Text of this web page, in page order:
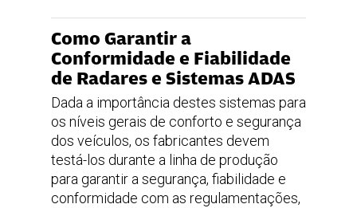
Como Garantir a
Conformidade e Fiabilidade
de Radares e Sistemas ADAS
Dada a importância destes sistemas para
os níveis gerais de conforto e segurança
dos veículos, os fabricantes devem
testá-los durante a linha de produção
para garantir a segurança, fiabilidade e
conformidade com as regulamentações,